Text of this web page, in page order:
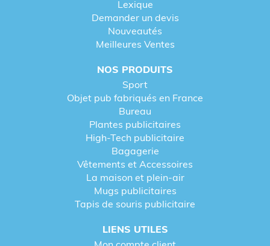
Lexique
Demander un devis
Nouveautés
Meilleures Ventes
NOS PRODUITS
Sport
Objet pub fabriqués en France
Bureau
Plantes publicitaires
High-Tech publicitaire
Bagagerie
Vêtements et Accessoires
La maison et plein-air
Mugs publicitaires
Tapis de souris publicitaire
LIENS UTILES